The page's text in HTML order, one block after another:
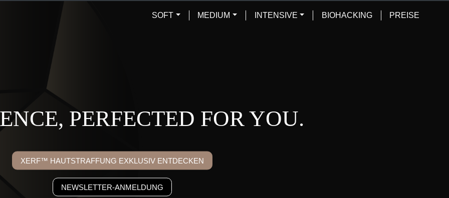
SOFT MEDIUM INTENSIVE BIOHACKING PREISE
PERFECTED FOR YOU.
XERF™ HAUTSTRAFFUNG EXKLUSIV ENTDECKEN
NEWSLETTER-ANMELDUNG